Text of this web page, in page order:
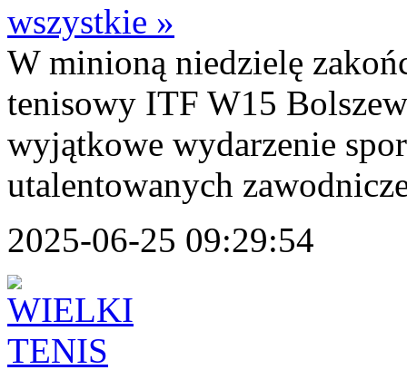
wszystkie »
W minioną niedzielę
tenisowy ITF W15
wyjątkowe wydarzenie
utalentowanych
2025-06-25 09:29:54